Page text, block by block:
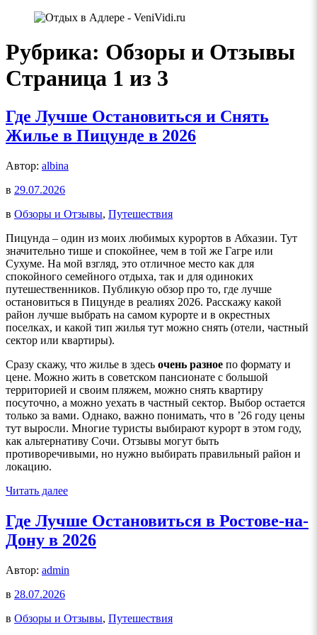
Рубрика: Обзоры и Отзывы
Страница 1 из 3
Где Лучше Остановиться и Снять
Жилье в Пицунде в 2026
Автор: albina
в 29.07.2026
в Обзоры и Отзывы, Путешествия
Пицунда – один из моих любимых курортов в Абхазии. Тут
значительно тише и спокойнее, чем в той же Гагре или
Сухуме. На мой взгляд, это отличное место как для
спокойного семейного отдыха, так и для одиноких
путешественников. Публикую обзор про то, где лучше
остановиться в Пицунде в реалиях 2026. Расскажу какой
район лучше выбрать на самом курорте и в окрестных
поселках, и какой тип жилья тут можно снять (отели, частный
сектор или квартиры).
Сразу скажу, что жилье в здесь очень разное по формату и
цене. Можно жить в советском пансионате с большой
территорией и своим пляжем, можно снять квартиру
посуточно, а можно уехать в частный сектор. Выбор остается
только за вами. Однако, важно понимать, что в ’26 году цены
тут выросли. Многие туристы выбирают курорт в этом году,
как альтернативу Сочи. Отзывы могут быть
противоречивыми, но нужно выбирать правильный район и
локацию.
Читать далее
Где Лучше Остановиться в Ростове-на-
Дону в 2026
Автор: admin
в 28.07.2026
в Обзоры и Отзывы, Путешествия